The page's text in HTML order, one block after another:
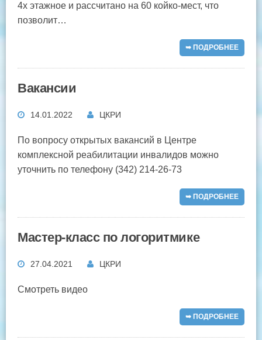
4х этажное и рассчитано на 60 койко-мест, что
позволит…
➥ ПОДРОБНЕЕ
Вакансии
14.01.2022 ЦКРИ
По вопросу открытых вакансий в Центре
комплексной реабилитации инвалидов можно
уточнить по телефону (342) 214-26-73
➥ ПОДРОБНЕЕ
Мастер-класс по логоритмике
27.04.2021 ЦКРИ
Смотреть видео
➥ ПОДРОБНЕЕ